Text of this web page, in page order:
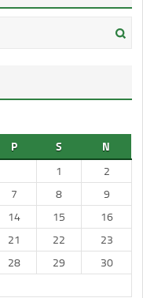
P S N
1
2
7 8
9
14 15
16
21 22
23
28 29
30